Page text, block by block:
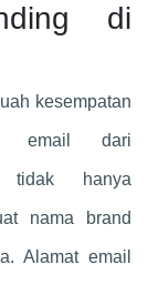
di
kesempatan
email dari
hanya
nama brand
Alamat email